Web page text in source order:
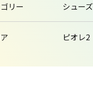
リー シューズ
ピオレ2